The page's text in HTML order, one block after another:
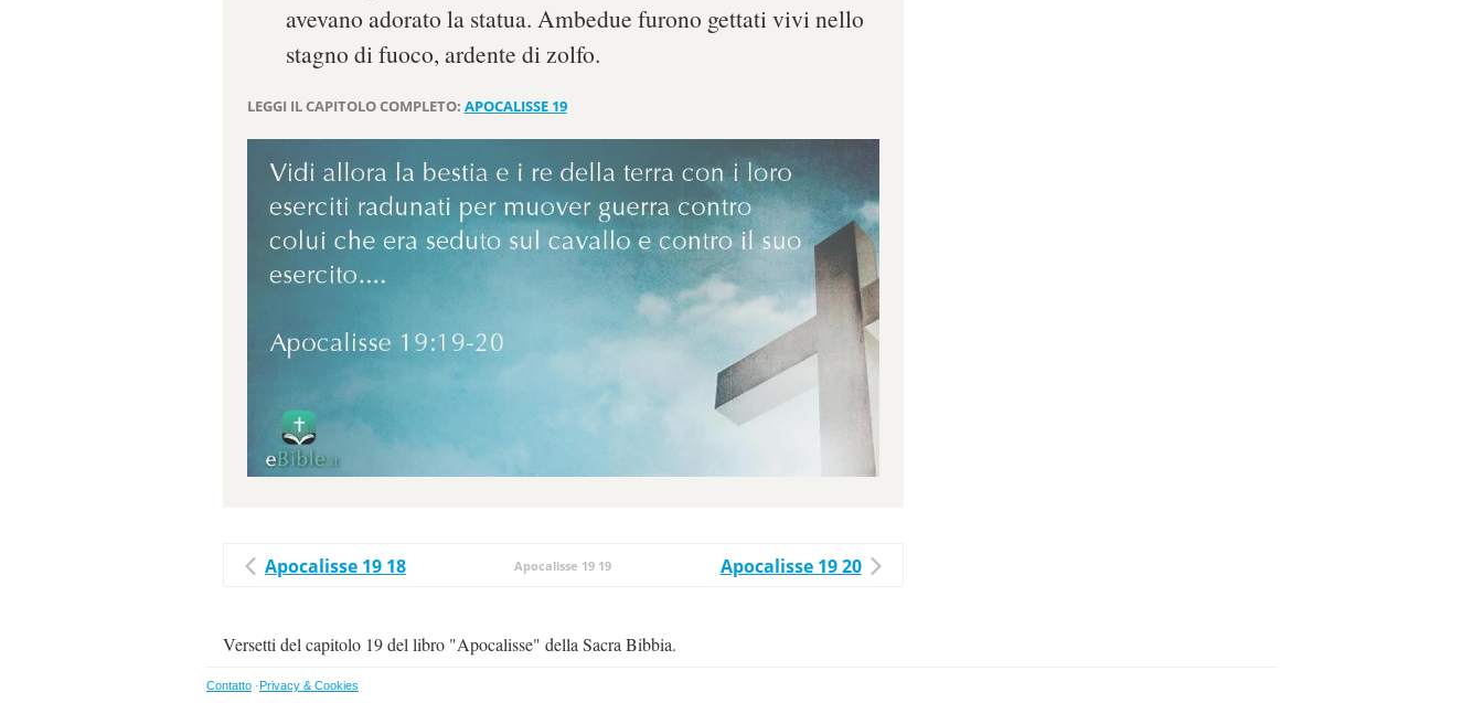
avevano adorato la statua. Ambedue furono gettati vivi nello
stagno di fuoco, ardente di zolfo.
LEGGI IL CAPITOLO COMPLETO: APOCALISSE 19
Apocalisse 19 18 Apocalisse 19 19 Apocalisse 19 20
Versetti del capitolo 19 del libro "Apocalisse" della Sacra Bibbia.
Contatto ·Privacy & Cookies